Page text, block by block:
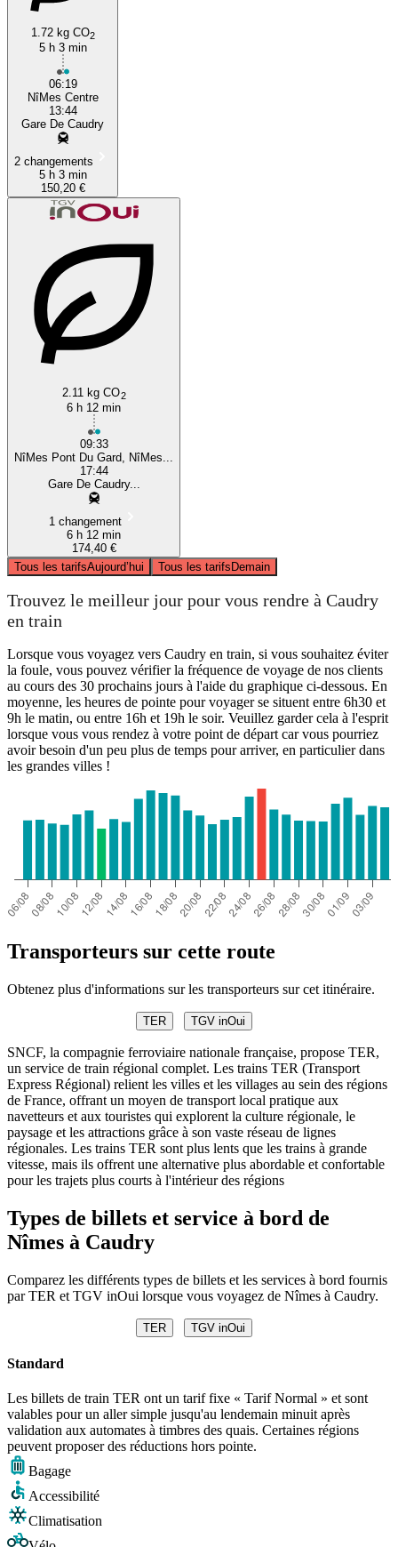
1.72 kg CO2
5 h 3 min
06:19
NîMes Centre
13:44
Gare De Caudry
2 changements
5 h 3 min
150,20 €
2.11 kg CO2
6 h 12 min
09:33
NîMes Pont Du Gard, NîMes...
17:44
Gare De Caudry...
1 changement
6 h 12 min
174,40 €
Tous les tarifsAujourd’hui Tous les tarifsDemain
Trouvez le meilleur jour pour vous rendre à Caudry
en train
Lorsque vous voyagez vers Caudry en train, si vous souhaitez éviter
la foule, vous pouvez vérifier la fréquence de voyage de nos clients
au cours des 30 prochains jours à l'aide du graphique ci-dessous. En
moyenne, les heures de pointe pour voyager se situent entre 6h30 et
9h le matin, ou entre 16h et 19h le soir. Veuillez garder cela à l'esprit
lorsque vous vous rendez à votre point de départ car vous pourriez
avoir besoin d'un peu plus de temps pour arriver, en particulier dans
les grandes villes !
Transporteurs sur cette route
Obtenez plus d'informations sur les transporteurs sur cet itinéraire.
TER TGV inOui
SNCF, la compagnie ferroviaire nationale française, propose TER,
un service de train régional complet. Les trains TER (Transport
Express Régional) relient les villes et les villages au sein des régions
de France, offrant un moyen de transport local pratique aux
navetteurs et aux touristes qui explorent la culture régionale, le
paysage et les attractions grâce à son vaste réseau de lignes
régionales. Les trains TER sont plus lents que les trains à grande
vitesse, mais ils offrent une alternative plus abordable et confortable
pour les trajets plus courts à l'intérieur des régions
Types de billets et service à bord de
Nîmes à Caudry
Comparez les différents types de billets et les services à bord fournis
par TER et TGV inOui lorsque vous voyagez de Nîmes à Caudry.
TER TGV inOui
Standard
Les billets de train TER ont un tarif fixe « Tarif Normal » et sont
valables pour un aller simple jusqu'au lendemain minuit après
validation aux automates à timbres des quais. Certaines régions
peuvent proposer des réductions hors pointe.
Bagage
Accessibilité
Climatisation